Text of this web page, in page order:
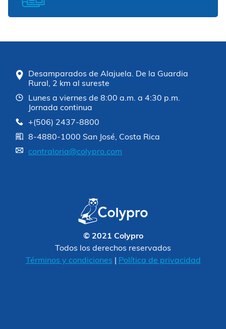
Desamparados de Alajuela. De la Guardia
Rural, 2 km al sureste
Lunes a viernes de 8:00 a.m. a 4:30 p.m.
Jornada continua
+(506) 2437-8800
8-4880-1000 San José, Costa Rica
contraloria@colypro.com
© 2021 Colypro
Todos los derechos reservados
Términos y condiciones
Política de privacidad